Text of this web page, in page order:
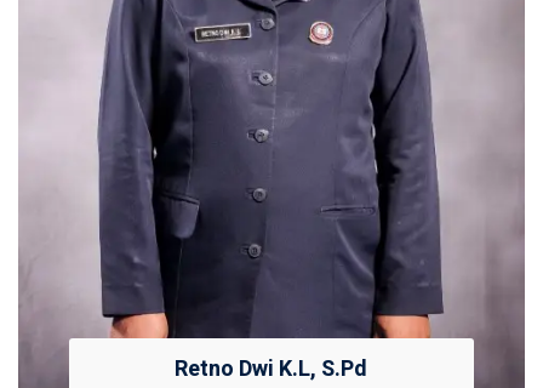
Retno Dwi K.L, S.Pd